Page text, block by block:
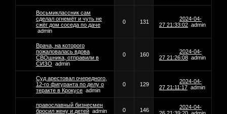
Восьмиклассник сам
сделал огнемёт и чуть не
сжёг дом соседа по даче
admin
0 131
2024-04-
27 21:33:02 admin
Врача, на которого
пожаловалась вдова
СВОшника, отправили в
СИЗО admin
0 160
2024-04-
27 21:26:08 admin
Суд арестовал очередного,
12-го фигуранта по делу о
теракте в Крокусе admin
0 129
2024-04-
27 21:11:17 admin
православный бизнесмен
бросил жену и детей admin 0 146
2024-04-